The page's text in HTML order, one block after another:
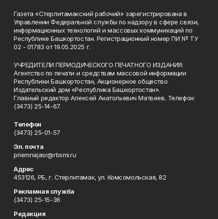
Газета «Стерлитамакский рабочий» зарегистрирована в
Управлении Федеральной службы по надзору в сфере связи,
информационных технологий и массовых коммуникаций по
Республике Башкортостан. Регистрационный номер ПИ № ТУ
02 - 01783 от 19.05.2025 г.
УЧРЕДИТЕЛИ ПЕРИОДИЧЕСКОГО ПЕЧАТНОГО ИЗДАНИЯ:
Агентство по печати и средствам массовой информации
Республики Башкортостан, Акционерное общество
Издательский дом «Республика Башкортостан».
Главный редактор Алексей Анатольевич Матвеев. Телефон:
(3473) 25-14-67.
Телефон
(3473) 25-01-57
Эл. почта
priemnajasr@rbsmi.ru
Адрес
453126, РБ, г. Стерлитамак, ул. Комсомольская, 82
Рекламная служба
(3473) 25-15-36
Редакция